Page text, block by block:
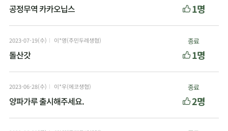
공정무역 카카오닙스 1명
2023-07-19(수) 이*영(주민두레생협)
돌산갓
종료
1명
2023-06-28(수) 이*우(에코생협)
양파가루 출시해주세요.
종료
2명